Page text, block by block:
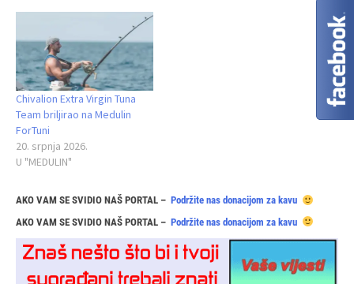
Chivalion Extra Virgin Tuna
Team briljirao na Medulin
ForTuni
20. srpnja 2026.
U "MEDULIN"
AKO VAM SE SVIDIO NAŠ PORTAL – Podržite nas donacijom za kavu
AKO VAM SE SVIDIO NAŠ PORTAL – Podržite nas donacijom za kavu